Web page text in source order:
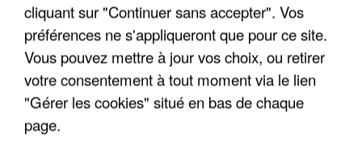
cliquant sur "Continuer sans accepter". Vos
préférences ne s'appliqueront que pour ce site.
Vous pouvez mettre à jour vos choix, ou retirer
votre consentement à tout moment via le lien
"Gérer les cookies" situé en bas de chaque
page.